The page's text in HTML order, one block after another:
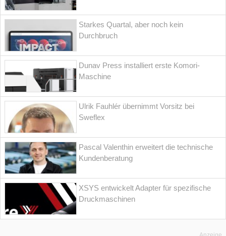
Starkes Quartal, aber noch kein
Durchbruch
Dunav Press installiert erste Komori-
Maschine
Ulrik Fauhlér übernimmt Vorsitz bei
Sweflex
Pascal Valenthin erweitert die technische
Kundenberatung
XSYS entwickelt Adapter für spezifische
Druckmaschinen